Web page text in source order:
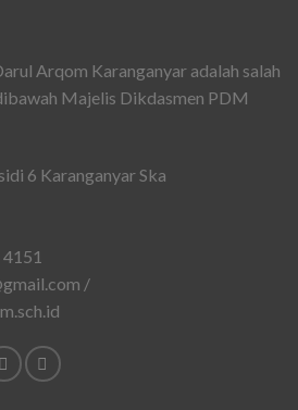
Arqom Karanganyar adalah salah
Majelis Dikdasmen PDM
6 Karanganyar Ska
/